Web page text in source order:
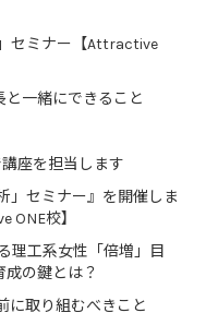
セミナー【Attractive
一緒にできること
座を担当します
」セミナー』を開催しま
ONE校】
理工系女性「倍増」目
の鍵とは？
に取り組むべきこと